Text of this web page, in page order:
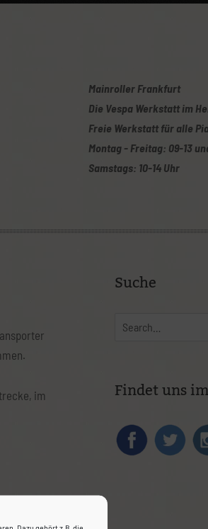
habt, wendet euch gerne per Telefon/
Mainroller Frankfurt
Die Vespa Werkstatt im
Freie Werkstatt für alle
Montag - Freitag: 09-13
Samstags: 10-14 Uhr
im
Suche
Findet uns